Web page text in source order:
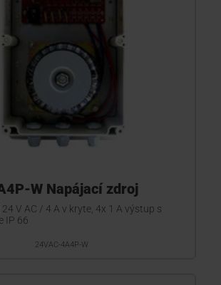
W Napájací zdroj
V AC / 4 A v kryte, 4x 1 A výstup s
IP 66
24VAC-4A4P-W